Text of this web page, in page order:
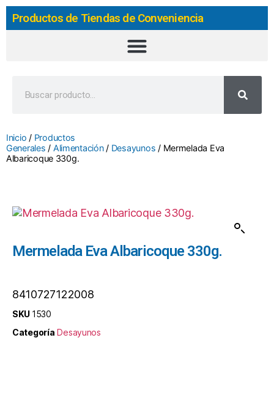
Productos de Tiendas de Conveniencia
Inicio / Productos
Generales / Alimentación/ Desayunos / Mermelada Eva
Albaricoque 330g.
Mermelada Eva Albaricoque 330g.
8410727122008
SKU 1530
Categoría Desayunos